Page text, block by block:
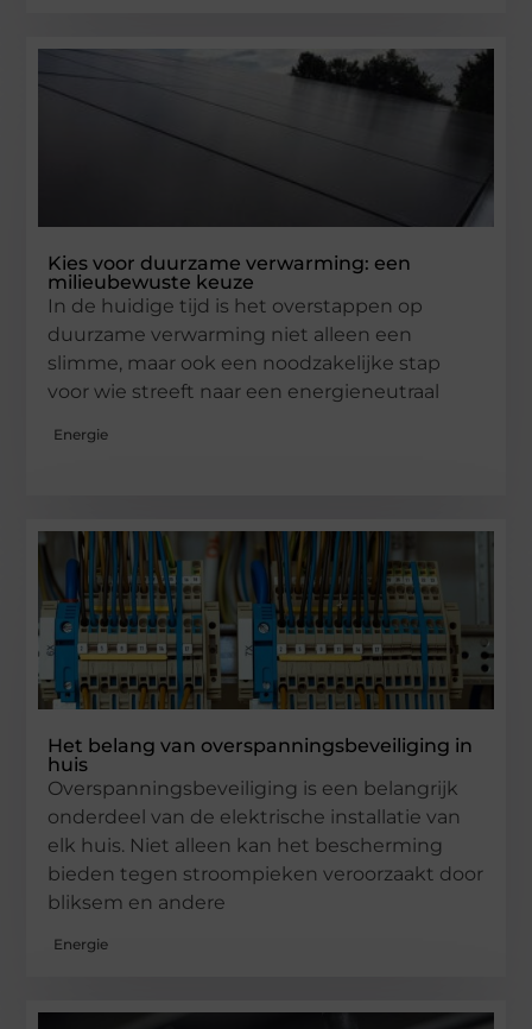
Kies voor duurzame verwarming: een
milieubewuste keuze
In de huidige tijd is het overstappen op
duurzame verwarming niet alleen een
slimme, maar ook een noodzakelijke stap
voor wie streeft naar een energieneutraal
Energie
Het belang van overspanningsbeveiliging in
huis
Overspanningsbeveiliging is een belangrijk
onderdeel van de elektrische installatie van
elk huis. Niet alleen kan het bescherming
bieden tegen stroompieken veroorzaakt door
bliksem en andere
Energie